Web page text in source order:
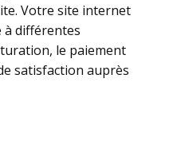
Votre site internet
différentes
le paiement
satisfaction auprès